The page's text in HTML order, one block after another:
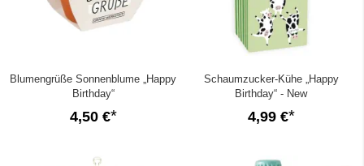
Blumengrüße Sonnenblume „Happy
Birthday“
4,50 €
Schaumzucker-Kühe „Happy
Birthday“ - New
4,99 €